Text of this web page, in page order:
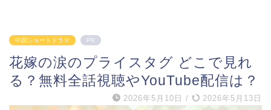
中国ショートドラマ PR
花嫁の涙のプライスタグ どこで見れ
る？無料全話視聴やYouTube配信は？
2026年5月10日 / 2026年5月13日